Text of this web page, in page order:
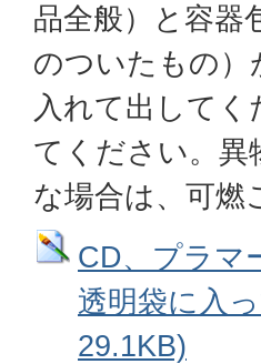
品全般）と容器
のついたもの）
入れて出して
てください。異
な場合は、可燃
CD、プラマ
透明袋に入
29.1KB)